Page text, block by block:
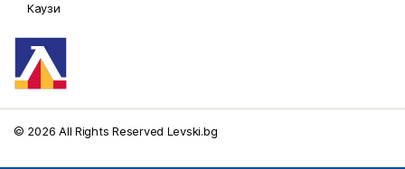
Каузи
© 2026 All Rights Reserved Levski.bg